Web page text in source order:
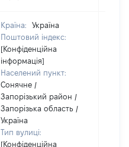
Країна:
Україна
Поштовий індекс:
[Конфіденційна
інформація]
Населений пункт:
Сонячне /
Запорізький район /
Запорізька область /
Україна
Тип вулиці:
[Конфіденційна